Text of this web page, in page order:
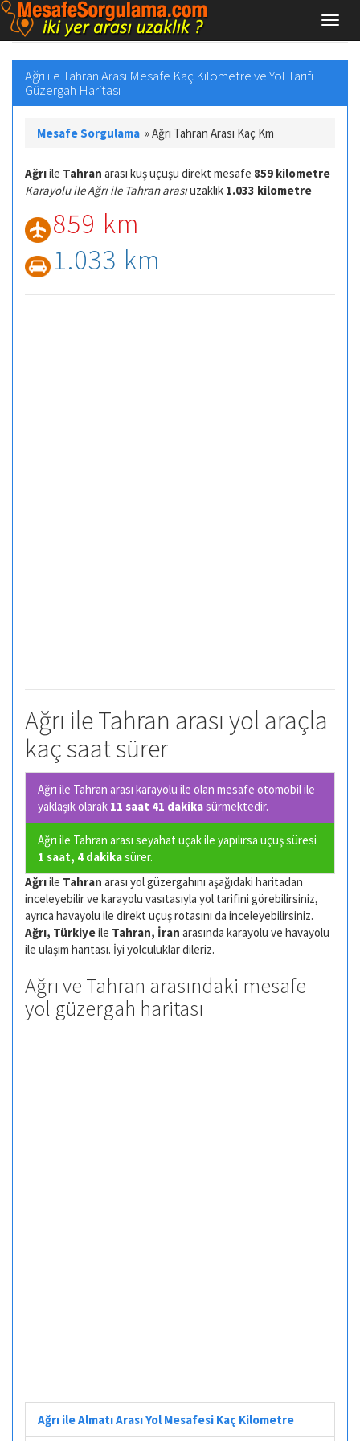
Ağrı ile Tahran Arası Mesafe Kaç Kilometre ve Yol Tarifi
Güzergah Haritası
Mesafe Sorgulama »Ağrı Tahran Arası Kaç Km
Ağrıile Tahran arası kuş uçuşu direkt mesafe 859 kilometre
Karayolu ile Ağrı ile Tahran arasıuzaklık 1.033 kilometre
859 km
1.033 km
Ağrı ile Tahran arası yol araçla
kaç saat sürer
Ağrı ile Tahran arası karayolu ile olan mesafe otomobil ile
yaklaşık olarak 11 saat 41 dakikasürmektedir.
Ağrı ile Tahran arası seyahat uçak ile yapılırsa uçuş süresi
1 saat, 4 dakikasürer.
Ağrıile Tahran arası yol güzergahını aşağıdaki haritadan
inceleyebilir ve karayolu vasıtasıyla yol tarifini görebilirsiniz,
ayrıca havayolu ile direkt uçuş rotasını da inceleyebilirsiniz.
Ağrı, Türkiyeile Tahran, İran arasında karayolu ve havayolu
ile ulaşım harıtası. İyi yolculuklar dileriz.
Ağrı ve Tahran arasındaki mesafe
yol güzergah haritası
Ağrı ile Almatı Arası Yol Mesafesi Kaç Kilometre